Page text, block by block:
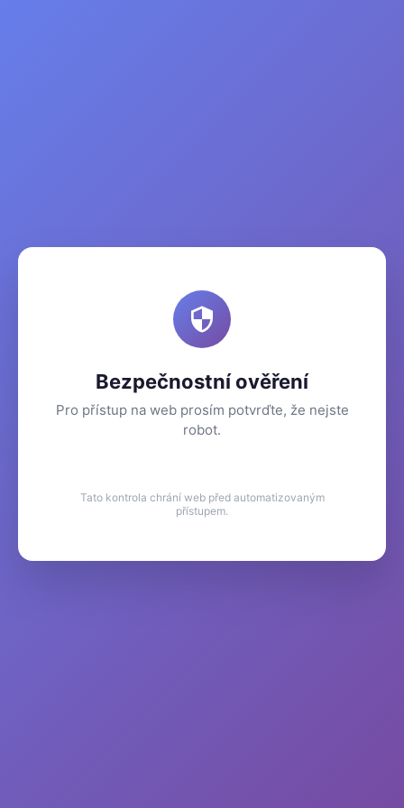
Bezpečnostní ověření
Pro přístup na web prosím potvrďte, že nejste
robot.
Tato kontrola chrání web před automatizovaným
přístupem.